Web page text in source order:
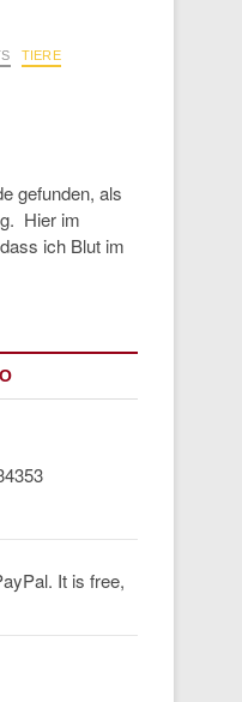
TIERE
gefunden, als
Hier im
ich Blut im